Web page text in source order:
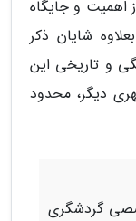
اهمیت و جایگاه
شایان ذکر
و تاریخی این
دیگر، محدود
گردشگری